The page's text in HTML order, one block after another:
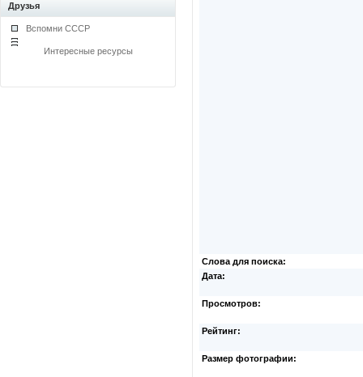
Друзья
Вспомни СССР
Интересные ресурсы
Слова для поиска:
Дата:
Просмотров:
Рейтинг:
Размер фотографии: